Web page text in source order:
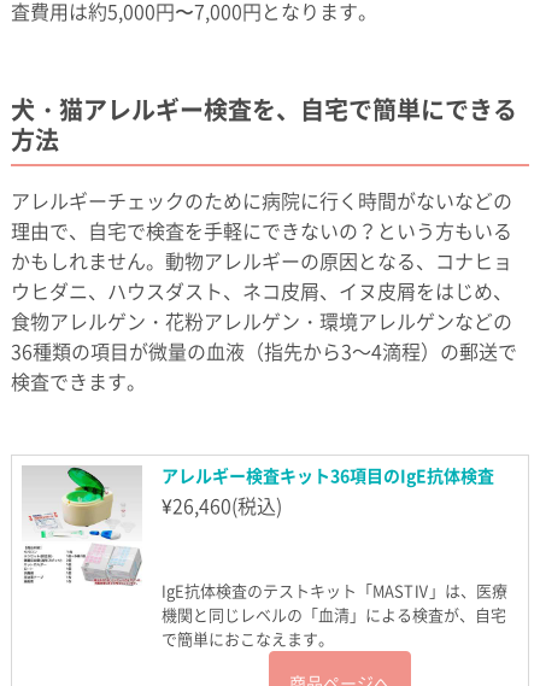
査費用は約5,000円〜7,000円となります。
犬・猫アレルギー検査を、自宅で簡単にできる
方法
アレルギーチェックのために病院に行く時間がないなどの
理由で、自宅で検査を手軽にできないの？という方もいる
かもしれません。動物アレルギーの原因となる、コナヒョ
ウヒダニ、ハウスダスト、ネコ皮屑、イヌ皮屑をはじめ、
食物アレルゲン・花粉アレルゲン・環境アレルゲンなどの
36種類の項目が微量の血液（指先から3～4滴程）の郵送で
検査できます。
アレルギー検査キット36項目のIgE抗体検査
¥26,460(税込)
IgE抗体検査のテストキット「MASTⅣ」は、医療
機関と同じレベルの「血清」による検査が、自宅
で簡単におこなえます。